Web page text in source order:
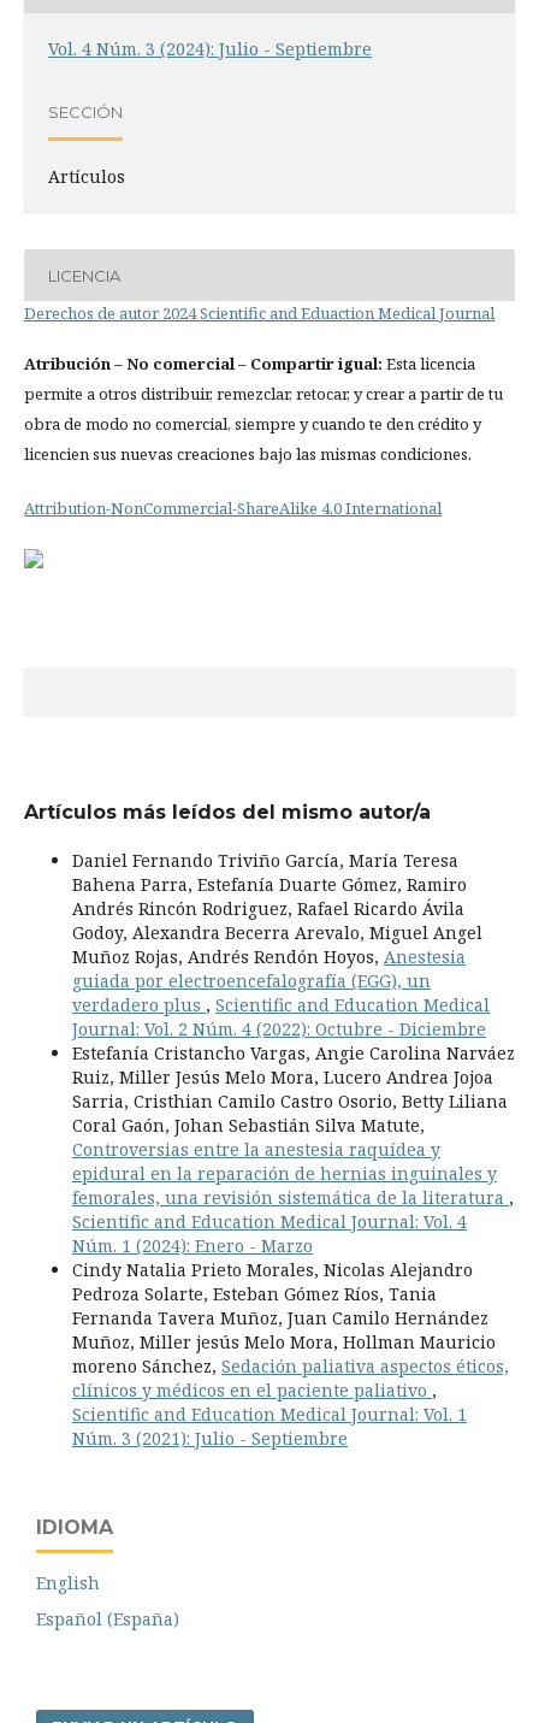
Vol. 4 Núm. 3 (2024): Julio - Septiembre
SECCIÓN
Artículos
LICENCIA
Derechos de autor 2024 Scientific and Eduaction Medical Journal
Atribución– No comercial – Compartir igual: Esta licencia
permite a otros distribuir, remezclar, retocar, y crear a partir de tu
obra de modo no comercial, siempre y cuando te den crédito y
licencien sus nuevas creaciones bajo las mismas condiciones.
Attribution-NonCommercial-ShareAlike 4.0 International
Artículos más leídos del mismo autor/a
Daniel Fernando Triviño García, María Teresa
Bahena Parra, Estefanía Duarte Gómez, Ramiro
Andrés Rincón Rodriguez, Rafael Ricardo Ávila
Godoy, Alexandra Becerra Arevalo, Miguel Angel
Muñoz Rojas, Andrés Rendón Hoyos, Anestesia
guiada por electroencefalografía (EGG), un
verdadero plus , Scientific and Education Medical
Journal: Vol. 2 Núm. 4 (2022): Octubre - Diciembre
Estefanía Cristancho Vargas, Angie Carolina Narváez
Ruiz, Miller Jesús Melo Mora, Lucero Andrea Jojoa
Sarria, Cristhian Camilo Castro Osorio, Betty Liliana
Coral Gaón, Johan Sebastián Silva Matute,
Controversias entre la anestesia raquídea y
epidural en la reparación de hernias inguinales y
femorales, una revisión sistemática de la literatura ,
Scientific and Education Medical Journal: Vol. 4
Núm. 1 (2024): Enero - Marzo
Cindy Natalia Prieto Morales, Nicolas Alejandro
Pedroza Solarte, Esteban Gómez Ríos, Tania
Fernanda Tavera Muñoz, Juan Camilo Hernández
Muñoz, Miller jesús Melo Mora, Hollman Mauricio
moreno Sánchez, Sedación paliativa aspectos éticos,
clínicos y médicos en el paciente paliativo ,
Scientific and Education Medical Journal: Vol. 1
Núm. 3 (2021): Julio - Septiembre
IDIOMA
English
Español (España)